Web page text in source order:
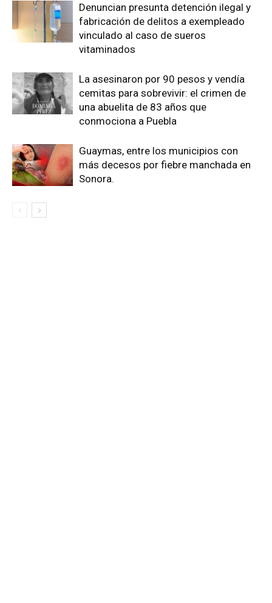
Denuncian presunta detención ilegal y
fabricación de delitos a exempleado
vinculado al caso de sueros
vitaminados
La asesinaron por 90 pesos y vendía
cemitas para sobrevivir: el crimen de
una abuelita de 83 años que
conmociona a Puebla
Guaymas, entre los municipios con
más decesos por fiebre manchada en
Sonora.